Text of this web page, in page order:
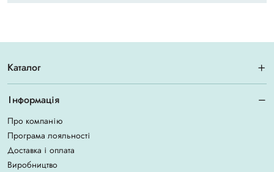
Каталог
Інформація
Про компанію
Програма лояльності
Доставка і оплата
Виробництво